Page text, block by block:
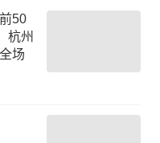
50
杭州
场